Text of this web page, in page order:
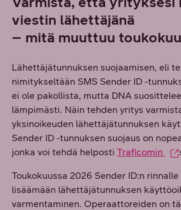
viestin lähettäjänä
– mitä muuttuu
Lähettäjätunnuksen suojaamisen, eli
nimitykseltään SMS Sender ID -
ei ole pakollista, mutta DNA
lämpimästi. Näin tehden yritys
yksinoikeuden lähettäjätunnuksen
Sender ID -tunnuksen suojaus on
jonka voi tehdä helposti Traficomin
Toukokuussa 2026 Sender ID:n
lisäämään lähettäjätunnuksen
varmentaminen. Operaattoreiden on